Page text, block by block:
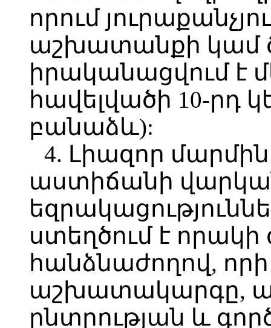
որում
աշխատանքի կամ
իրականացվում է
հավելվածի 10-րդ
բանաձև):
4. Լիազոր
աստիճանի
ստեղծում է
հանձնաժողով,
աշխատակարգը,
ընտրության և